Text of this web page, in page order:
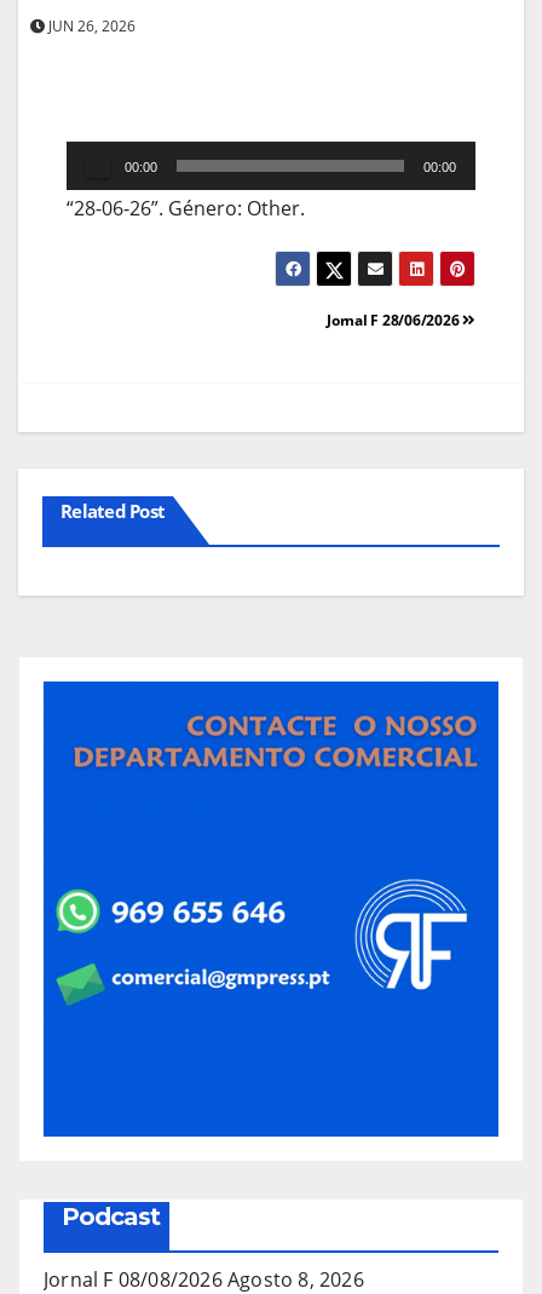
JUN 26, 2026
Reprodutor
de
00:00 00:00
“28-06-26”. Género: Other.
Jornal F 28/06/2026
Related Post
Podcast
Jornal F 08/08/2026Agosto 8, 2026